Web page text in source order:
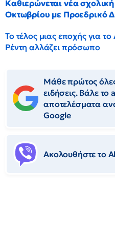
Καθιερώνεται νέα
Οκτωβρίου με Προεδρικό
Το τέλος μιας εποχής για
Ρέντη αλλάζει πρόσωπο
Μάθε πρώτος όλες
ειδήσεις. Βάλε
αποτελέσματα
Google
Ακολουθήστε το